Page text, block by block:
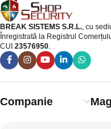
BREAK SISTEMS S.R.L. , cu
Înregistrată la Registrul
CUI 23576950
Companie